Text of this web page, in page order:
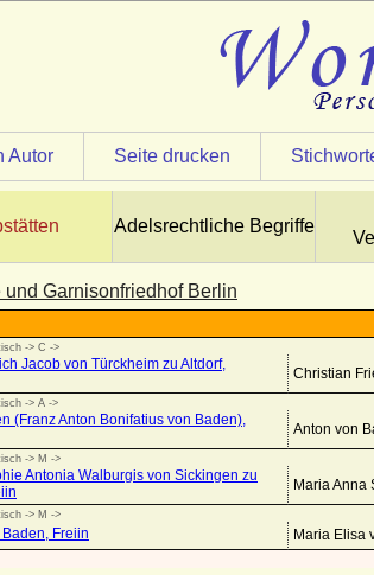
Autor Seite drucken
Adelsrechtliche Begriffe
Garnisonfriedhof Berlin